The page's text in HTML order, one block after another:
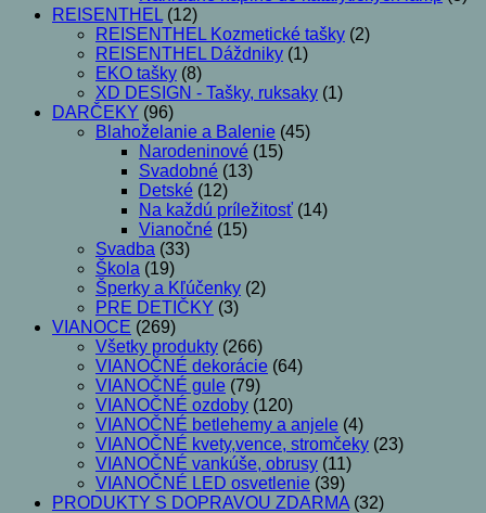
REISENTHEL (12)
REISENTHEL Kozmetické tašky (2)
REISENTHEL Dáždniky (1)
EKO tašky (8)
XD DESIGN - Tašky, ruksaky (1)
DARČEKY (96)
Blahoželanie a Balenie (45)
Narodeninové (15)
Svadobné (13)
Detské (12)
Na každú príležitosť (14)
Vianočné (15)
Svadba (33)
Škola (19)
Šperky a Kľúčenky (2)
PRE DETIČKY (3)
VIANOCE (269)
Všetky produkty (266)
VIANOČNÉ dekorácie (64)
VIANOČNÉ gule (79)
VIANOČNÉ ozdoby (120)
VIANOČNÉ betlehemy a anjele (4)
VIANOČNÉ kvety,vence, stromčeky (23)
VIANOČNÉ vankúše, obrusy (11)
VIANOČNÉ LED osvetlenie (39)
PRODUKTY S DOPRAVOU ZDARMA (32)